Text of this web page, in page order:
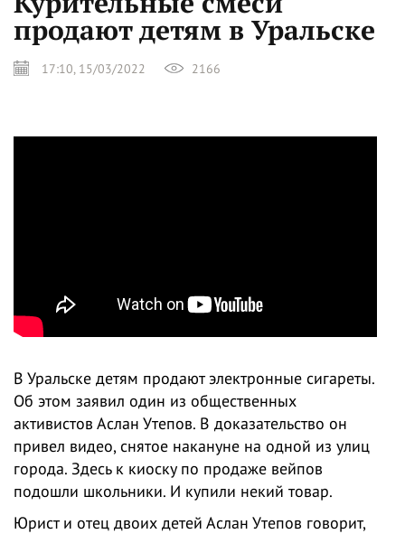
продают детям в Уральске
17:10, 15/03/2022 2166
В Уральске детям продают электронные сигареты.
Об этом заявил один из общественных
активистов Аслан Утепов. В доказательство он
привел видео, снятое накануне на одной из улиц
города. Здесь к киоску по продаже вейпов
подошли школьники. И купили некий товар.
Юрист и отец двоих детей Аслан Утепов говорит,